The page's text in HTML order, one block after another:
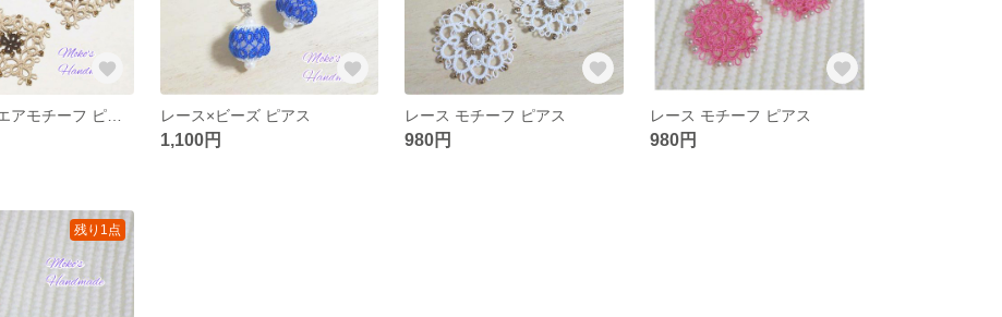
レース スクエアモチーフ ピアス レース×ビーズ ピアス
1,100円
レース モチーフ ピアス
980円
レース モチーフ ピアス
980円
残り1点